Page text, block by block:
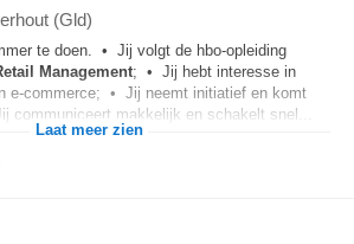
(Gld)
te doen. • Jij volgt de hbo-opleiding
Management; • Jij hebt interesse in
e-commerce; • Jij neemt initiatief en komt
communiceert makkelijk en schakelt snel...
Laat meer zien